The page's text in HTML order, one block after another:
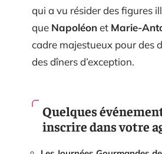
qui a vu résider des figures
que Napoléonet Marie-
cadre majestueux pour des
des dîners d’exception.
Quelques
inscrire dans votre